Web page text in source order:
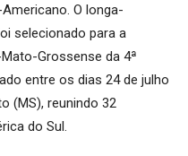
O longa-
selecionado para a
Grossense da 4ª
entre os dias 24 de julho
(MS), reunindo 32
do Sul.